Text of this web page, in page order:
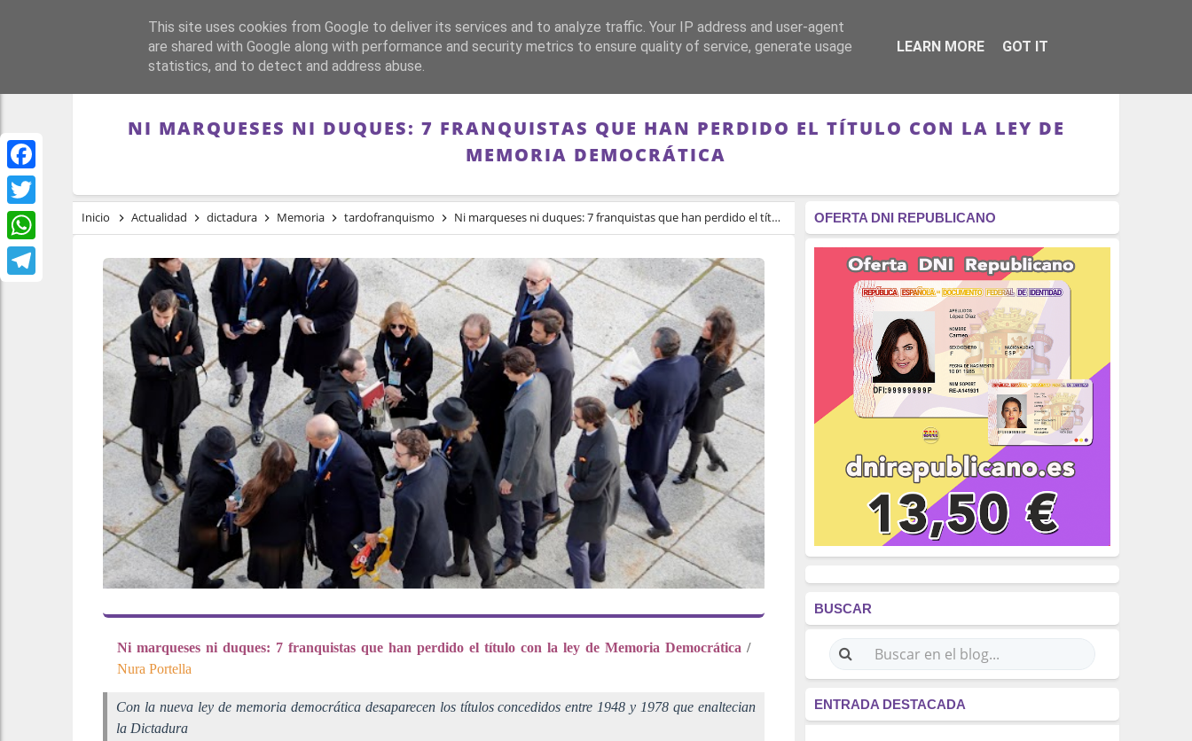
Facebook
Twitter
WhatsApp
PORTADA REPÚBLICA FRANQUISMO GUERRA DE ESPAÑA MEMORIA RÉGIMEN - MONARQUÍA
NI MARQUESES NI DUQUES: 7 FRANQUISTAS QUE HAN PERDIDO EL TÍTULO CON LA LEY DE
MEMORIA DEMOCRÁTICA
Inicio Actualidad dictadura Memoria tardofranquismo Ni marqueses ni duques: 7 franquistas que han perdido el título con la ley de Memoria Democrática
Ni marqueses ni duques: 7 franquistas que han perdido el título con la ley de Memoria Democrática/
Nura Portella
Con la nueva ley de memoria democrática desaparecen los títulos concedidos entre 1948 y 1978 que enaltecian
la Dictadura
OFERTA DNI REPUBLICANO
BUSCAR
ENTRADA DESTACADA
This site uses cookies from Google to deliver its services and to analyze traffic. Your IP address and user-agent
are shared with Google along with performance and security metrics to ensure quality of service, generate usage
statistics, and to detect and address abuse.
LEARN MORE GOT IT